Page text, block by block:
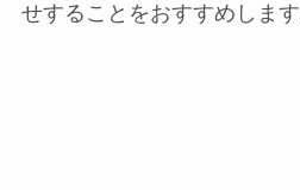
せすることをおすすめします